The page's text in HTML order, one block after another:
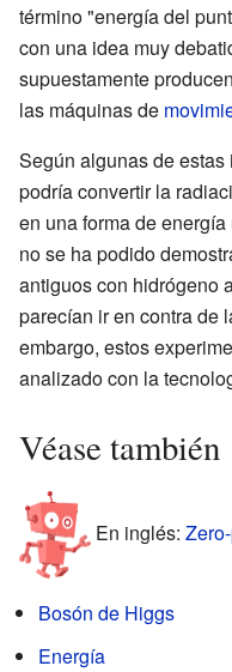
término "energía del
con una idea muy
supuestamente
las máquinas de
Según algunas de
podría convertir la
en una forma de
no se ha podido
antiguos con hidrógeno
parecían ir en contra de
embargo, estos
analizado con la
Véase también
En inglés:
Bosón de Higgs
Energía